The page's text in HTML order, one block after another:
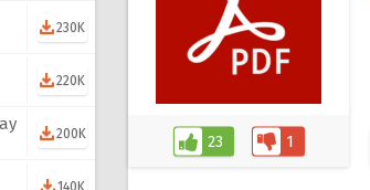
230K
220K
200K
140K
23 1